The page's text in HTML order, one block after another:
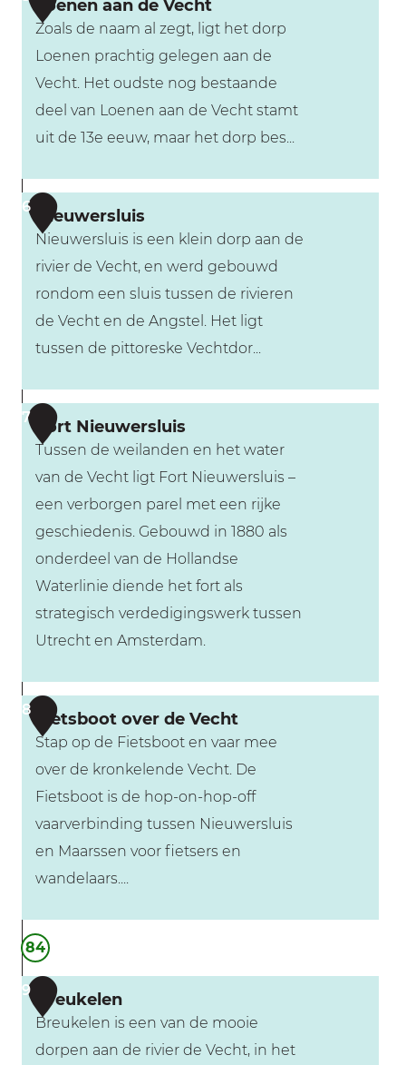
e
d
e
g
o
r
e
c
h
t
e
P
l
a
s
s
e
n
Loenen aan de Vecht
Zoals de naam al zegt, ligt het dorp
Loenen prachtig gelegen aan de
Vecht. Het oudste nog bestaande
deel van Loenen aan de Vecht stamt
uit de 13e eeuw, maar het dorp bes...
L
e
n
e
n
a
n
d
c
6 Nieuwersluis
Nieuwersluis is een klein dorp aan de
rivier de Vecht, en werd gebouwd
rondom een sluis tussen de rivieren
de Vecht en de Angstel. Het ligt
tussen de pittoreske Vechtdor...
N
e
u
w
e
r
s
l
u
s
7 Fort Nieuwersluis
Tussen de weilanden en het water
van de Vecht ligt Fort Nieuwersluis –
een verborgen parel met een rijke
geschiedenis. Gebouwd in 1880 als
onderdeel van de Hollandse
Waterlinie diende het fort als
strategisch verdedigingswerk tussen
Utrecht en Amsterdam.
F
r
t
N
i
e
u
e
r
l
u
8 Fietsboot over de Vecht
Stap op de Fietsboot en vaar mee
over de kronkelende Vecht. De
Fietsboot is de hop-on-hop-off
vaarverbinding tussen Nieuwersluis
en Maarssen voor fietsers en
wandelaars....
F
i
t
84
9 Breukelen
Breukelen is een van de mooie
dorpen aan de rivier de Vecht, in het